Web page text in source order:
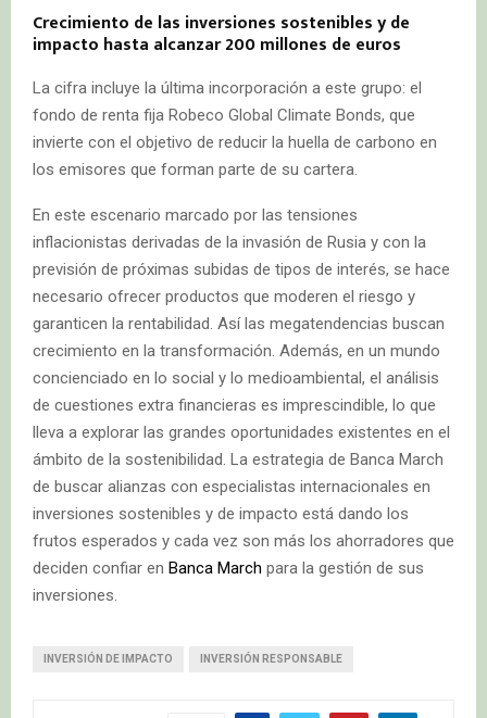
Crecimiento de las inversiones sostenibles y de
impacto hasta alcanzar 200 millones de euros
La cifra incluye la última incorporación a este grupo: el
fondo de renta fija Robeco Global Climate Bonds, que
invierte con el objetivo de reducir la huella de carbono en
los emisores que forman parte de su cartera.
En este escenario marcado por las tensiones
inflacionistas derivadas de la invasión de Rusia y con la
previsión de próximas subidas de tipos de interés, se hace
necesario ofrecer productos que moderen el riesgo y
garanticen la rentabilidad. Así las megatendencias buscan
crecimiento en la transformación. Además, en un mundo
concienciado en lo social y lo medioambiental, el análisis
de cuestiones extra financieras es imprescindible, lo que
lleva a explorar las grandes oportunidades existentes en el
ámbito de la sostenibilidad. La estrategia de Banca March
de buscar alianzas con especialistas internacionales en
inversiones sostenibles y de impacto está dando los
frutos esperados y cada vez son más los ahorradores que
deciden confiar en Banca March para la gestión de sus
inversiones.
INVERSIÓN DE IMPACTO INVERSIÓN RESPONSABLE